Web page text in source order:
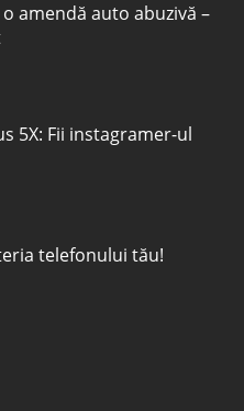
amendă auto abuzivă –
5X: Fii instagramer-ul
telefonului tău!